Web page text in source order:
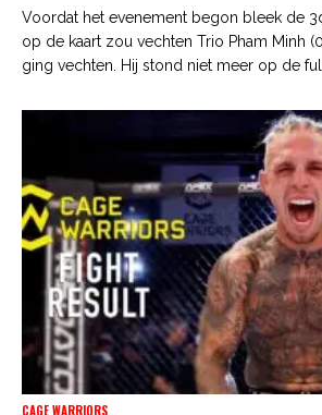
Voordat het evenement begon bleek de
op de kaart zou vechten Trio Pham Minh
ging vechten. Hij stond niet meer op de
CAGE WARRIORS